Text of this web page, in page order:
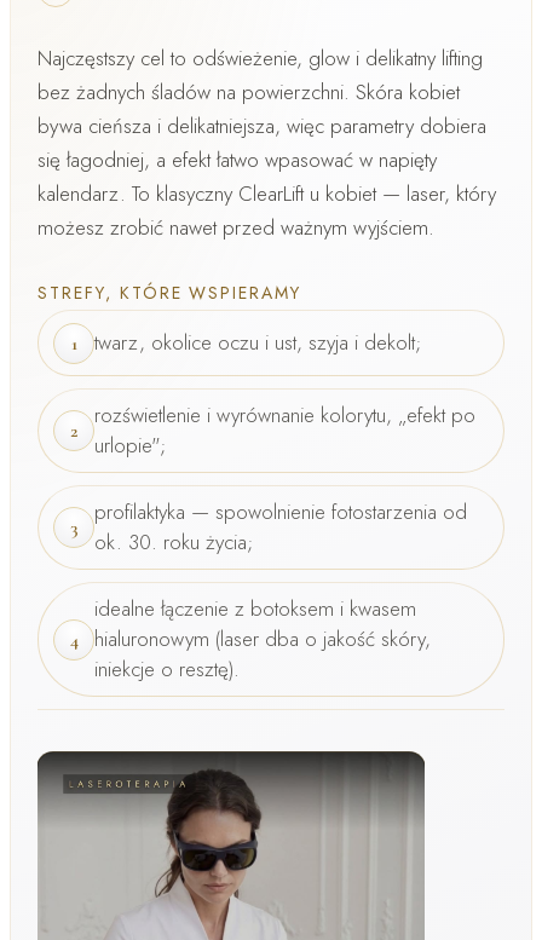
Najczęstszy cel to odświeżenie, glow i delikatny lifting
bez żadnych śladów na powierzchni. Skóra kobiet
bywa cieńsza i delikatniejsza, więc parametry dobiera
się łagodniej, a efekt łatwo wpasować w napięty
kalendarz. To klasyczny ClearLift u kobiet— laser, który
możesz zrobić nawet przed ważnym wyjściem.
STREFY, KTÓRE WSPIERAMY
1 twarz, okolice oczu i ust, szyja i dekolt;
2
rozświetlenie i wyrównanie kolorytu, „efekt po
urlopie";
3
profilaktyka — spowolnienie fotostarzenia od
ok. 30. roku życia;
4
idealne łączenie z botoksem i kwasem
hialuronowym (laser dba o jakość skóry,
iniekcje o resztę).